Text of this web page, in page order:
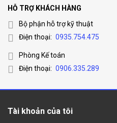
HỖ TRỢ KHÁCH HÀNG
Bộ phận hỗ trợ kỹ thuật
Điện thoại: 0935.754.475
Phòng Kế toán
Điện thoại: 0906.335.289
Tài khoản của tôi